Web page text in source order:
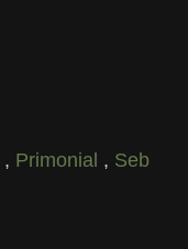
, Primonial , Seb